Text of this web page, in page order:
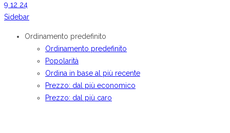
9 12 24
Sidebar
Ordinamento predefinito
Ordinamento predefinito
Popolarità
Ordina in base al più recente
Prezzo: dal più economico
Prezzo: dal più caro